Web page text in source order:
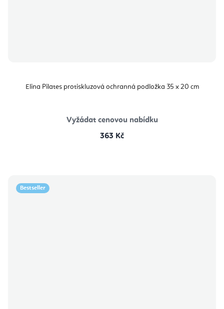
Elina Pilates protiskluzová ochranná podložka 35 x 20 cm
Vyžádat cenovou nabídku
363 Kč
Bestseller